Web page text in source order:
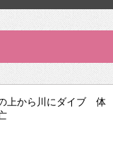
上から川にダイブ 体